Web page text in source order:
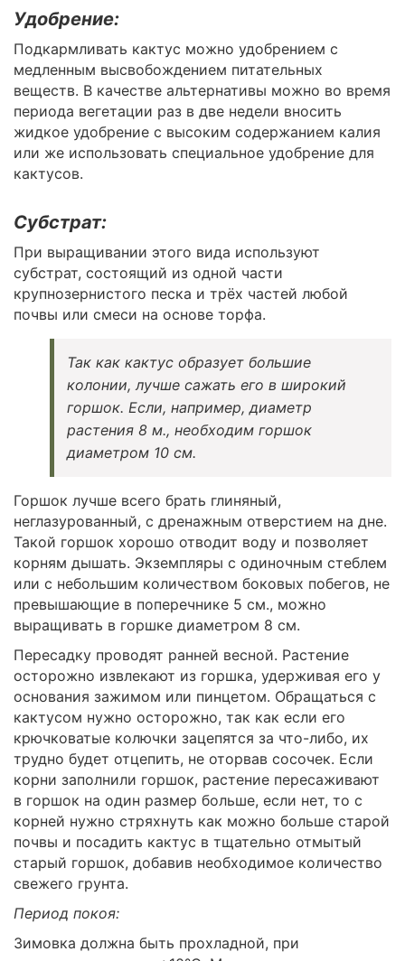
Удобрение:
Подкармливать кактус можно удобрением с
медленным высвобождением питательных
веществ. В качестве альтернативы можно во время
периода вегетации раз в две недели вносить
жидкое удобрение с высоким содержанием калия
или же использовать специальное удобрение для
кактусов.
Субстрат:
При выращивании этого вида используют
субстрат, состоящий из одной части
крупнозернистого песка и трёх частей любой
почвы или смеси на основе торфа.
Так как кактус образует большие
колонии, лучше сажать его в широкий
горшок. Если, например, диаметр
растения 8 м., необходим горшок
диаметром 10 см.
Горшок лучше всего брать глиняный,
неглазурованный, с дренажным отверстием на дне.
Такой горшок хорошо отводит воду и позволяет
корням дышать. Экземпляры с одиночным стеблем
или с небольшим количеством боковых побегов, не
превышающие в поперечнике 5 см., можно
выращивать в горшке диаметром 8 см.
Пересадку проводят ранней весной. Растение
осторожно извлекают из горшка, удерживая его у
основания зажимом или пинцетом. Обращаться с
кактусом нужно осторожно, так как если его
крючковатые колючки зацепятся за что-либо, их
трудно будет отцепить, не оторвав сосочек. Если
корни заполнили горшок, растение пересаживают
в горшок на один размер больше, если нет, то с
корней нужно стряхнуть как можно больше старой
почвы и посадить кактус в тщательно отмытый
старый горшок, добавив необходимое количество
свежего грунта.
Период покоя:
Зимовка должна быть прохладной, при